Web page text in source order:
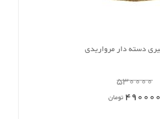
دسته دار مرواریدی
530000
490000تومان